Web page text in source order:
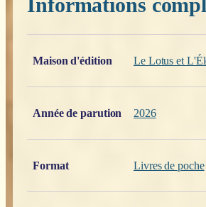
Maison d'édition
Le Lotus et
Année de parution 2026
Format Livres de poche